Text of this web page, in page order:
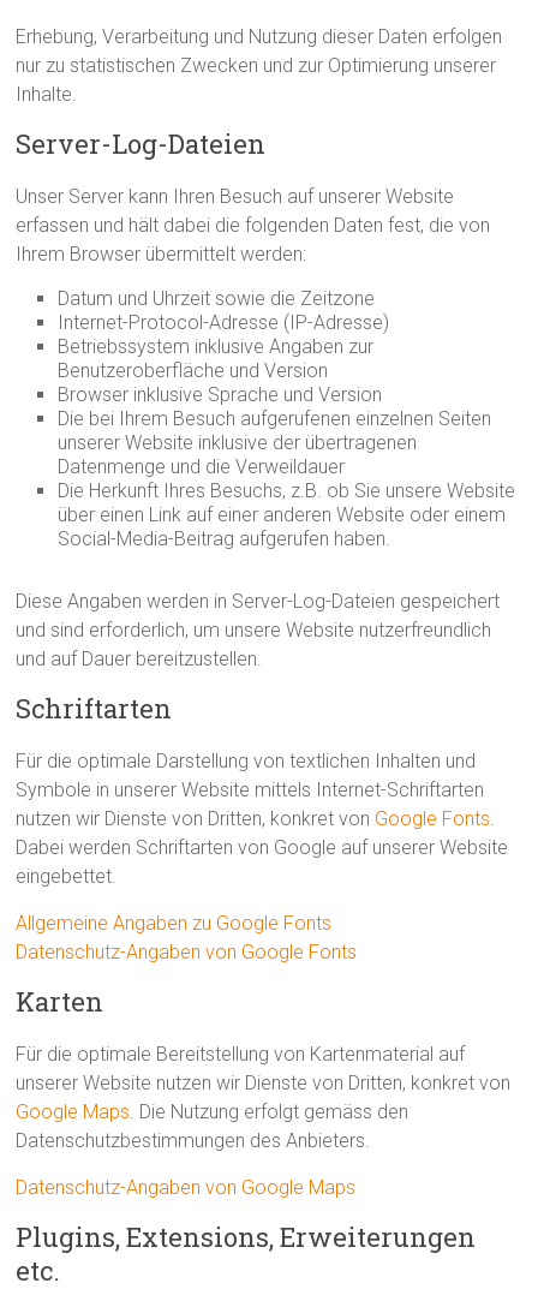
Erhebung, Verarbeitung und Nutzung dieser Daten erfolgen
nur zu statistischen Zwecken und zur Optimierung unserer
Inhalte.
Server-Log-Dateien
Unser Server kann Ihren Besuch auf unserer Website
erfassen und hält dabei die folgenden Daten fest, die von
Ihrem Browser übermittelt werden:
Datum und Uhrzeit sowie die Zeitzone
Internet-Protocol-Adresse (IP-Adresse)
Betriebssystem inklusive Angaben zur
Benutzeroberfläche und Version
Browser inklusive Sprache und Version
Die bei Ihrem Besuch aufgerufenen einzelnen Seiten
unserer Website inklusive der übertragenen
Datenmenge und die Verweildauer
Die Herkunft Ihres Besuchs, z.B. ob Sie unsere Website
über einen Link auf einer anderen Website oder einem
Social-Media-Beitrag aufgerufen haben.
Diese Angaben werden in Server-Log-Dateien gespeichert
und sind erforderlich, um unsere Website nutzerfreundlich
und auf Dauer bereitzustellen.
Schriftarten
Für die optimale Darstellung von textlichen Inhalten und
Symbole in unserer Website mittels Internet-Schriftarten
nutzen wir Dienste von Dritten, konkret von Google Fonts
Dabei werden Schriftarten von Google auf unserer Website
eingebettet.
Allgemeine Angaben zu Google Fonts
Datenschutz-Angaben von Google Fonts
Karten
Für die optimale Bereitstellung von Kartenmaterial auf
unserer Website nutzen wir Dienste von Dritten, konkret von
Google Maps . Die Nutzung erfolgt gemäss den
Datenschutzbestimmungen des Anbieters.
Datenschutz-Angaben von Google Maps
Plugins, Extensions, Erweiterungen
etc.